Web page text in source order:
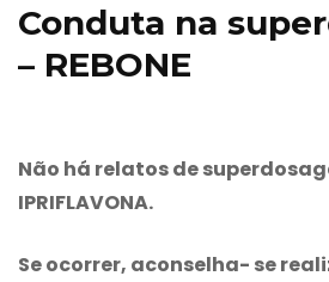
Conduta na
– REBONE
Não há relatos de
IPRIFLAVONA.
Se ocorrer, aconselha- se